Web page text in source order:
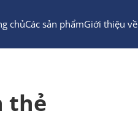
chủCác sản phẩmGiới thiệu
thẻ